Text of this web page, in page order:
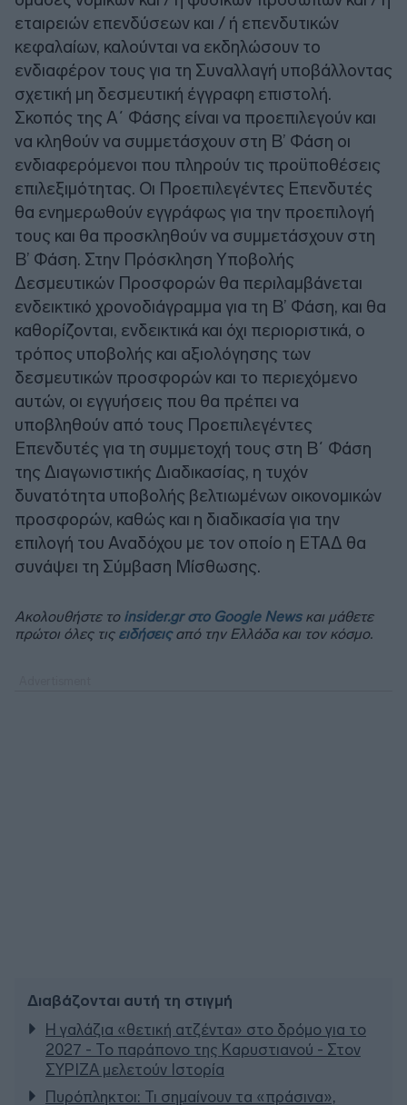
εταιρειών επενδύσεων και / ή επενδυτικών
κεφαλαίων, καλούνται να εκδηλώσουν το
ενδιαφέρον τους για τη Συναλλαγή υποβάλλοντας
σχετική μη δεσμευτική έγγραφη επιστολή.
Σκοπός της Α΄ Φάσης είναι να προεπιλεγούν και
να κληθούν να συμμετάσχουν στη Β’ Φάση οι
ενδιαφερόμενοι που πληρούν τις προϋποθέσεις
επιλεξιμότητας. Οι Προεπιλεγέντες Επενδυτές
θα ενημερωθούν εγγράφως για την προεπιλογή
τους και θα προσκληθούν να συμμετάσχουν στη
Β’ Φάση. Στην Πρόσκληση Υποβολής
Δεσμευτικών Προσφορών θα περιλαμβάνεται
ενδεικτικό χρονοδιάγραμμα για τη Β’ Φάση, και θα
καθορίζονται, ενδεικτικά και όχι περιοριστικά, ο
τρόπος υποβολής και αξιολόγησης των
δεσμευτικών προσφορών και το περιεχόμενο
αυτών, οι εγγυήσεις που θα πρέπει να
υποβληθούν από τους Προεπιλεγέντες
Επενδυτές για τη συμμετοχή τους στη Β΄ Φάση
της Διαγωνιστικής Διαδικασίας, η τυχόν
δυνατότητα υποβολής βελτιωμένων οικονομικών
προσφορών, καθώς και η διαδικασία για την
επιλογή του Αναδόχου με τον οποίο η ΕΤΑΔ θα
συνάψει τη Σύμβαση Μίσθωσης.
Ακολουθήστε το insider.gr στο Google Newsκαι μάθετε
πρώτοι όλες τις ειδήσειςαπό την Ελλάδα και τον κόσμο.
Διαβάζονται αυτή τη στιγμή
Η γαλάζια «θετική ατζέντα» στο δρόμο για το
2027 - Το παράπονο της Καρυστιανού - Στον
ΣΥΡΙΖΑ μελετούν Ιστορία
Πυρόπληκτοι: Τι σημαίνουν τα «πράσινα»,